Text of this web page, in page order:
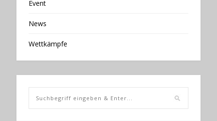
Event
News
Wettkämpfe